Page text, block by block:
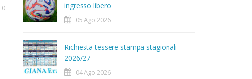
0
ingresso libero
05 Ago 2026
Richiesta tessere stampa stagionali
2026/27
04 Ago 2026